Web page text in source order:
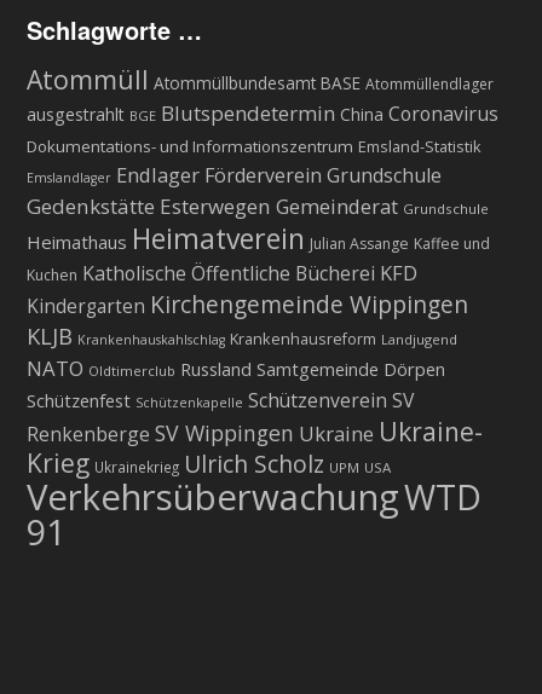
Schlagworte …
Atommüll Atommüllbundesamt BASE Atommüllendlager
ausgestrahlt BGE Blutspendetermin China Coronavirus
Dokumentations- und Informationszentrum Emsland-Statistik
Emslandlager Endlager Förderverein Grundschule
Gedenkstätte Esterwegen Gemeinderat Grundschule
Heimathaus Heimatverein Julian Assange Kaffee und
Kuchen Katholische Öffentliche Bücherei KFD
Kindergarten Kirchengemeinde Wippingen
KLJB Krankenhauskahlschlag Krankenhausreform Landjugend
NATO Oldtimerclub Russland Samtgemeinde Dörpen
Schützenfest Schützenkapelle Schützenverein SV
Renkenberge SV Wippingen Ukraine Ukraine-
Krieg Ukrainekrieg Ulrich Scholz UPM USA
VerkehrsüberwachungWTD
91